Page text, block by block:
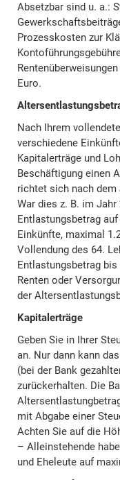
Absetzbar sind u. a.:
Prozesskosten zur
Euro.
Nach Ihrem
verschiedene
Kapitalerträge und
Beschäftigung einen
richtet sich nach dem
War dies z. B. im
Entlastungsbetrag
Einkünfte, maximal
Vollendung des 64.
Entlastungsbetrag
Renten oder
der
Kapitalerträge
Geben Sie in Ihrer
an. Nur dann kann
(bei der Bank
zurückerhalten. Die
mit Abgabe einer
Achten Sie auf die
– Alleinstehende
und Eheleute auf